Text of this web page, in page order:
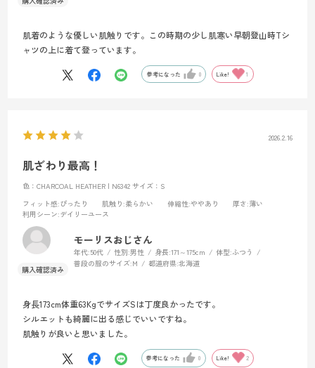
肌着のような優しい肌触りです。この時期の少し肌寒い早朝登山時Tシ
ャツの上に着て登っています。
参考になった 0 Like! 1
2026.2.16
肌ざわり最高！
色：CHARCOAL HEATHER | N6342 サイズ：S
フィット感:ぴったり 肌触り :柔らかい 伸縮性:ややあり 厚さ:薄い
利用シーン:デイリーユース
モーリスおじさん
年代:50代 性別:男性 身長:171～175cm 体型:ふつう
普段の服のサイズ:M 都道府県:北海道
身長173cm体重63KgでサイズSは丁度良かったです。
シルエットも綺麗に出る感じでいいですね。
肌触りが良いと思いました。
参考になった 0 Like! 2